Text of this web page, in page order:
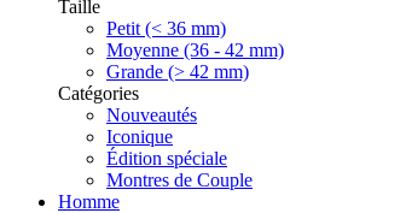
Taille
Petit (< 36 mm)
Moyenne (36 - 42 mm)
Grande (> 42 mm)
Catégories
Nouveautés
Iconique
Édition spéciale
Montres de Couple
Homme